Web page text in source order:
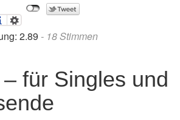
2.89 - 18Stimmen
für Singles und